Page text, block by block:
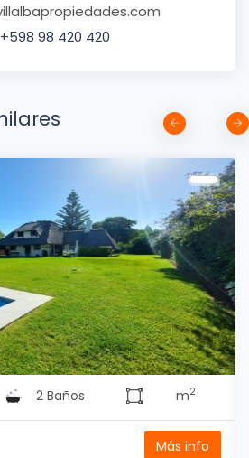
98 420 420
2 Baños m2
Más info